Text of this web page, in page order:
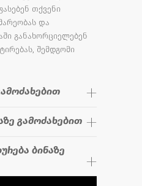
თქვენი
და
განახორციელებენ
შემდგომი
გამოძახებით
ბინაზე